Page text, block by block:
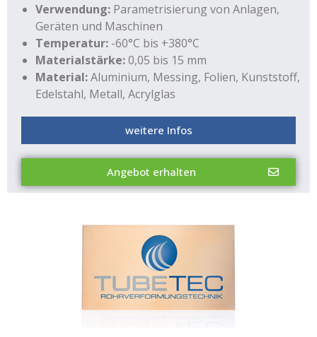
Verwendung: Parametrisierung von Anlagen,
Geräten und Maschinen
Temperatur: -60°C bis +380°C
Materialstärke:0,05 bis 15 mm
Material:Aluminium, Messing, Folien, Kunststoff,
Edelstahl, Metall, Acrylglas
weitere Infos
Angebot erhalten